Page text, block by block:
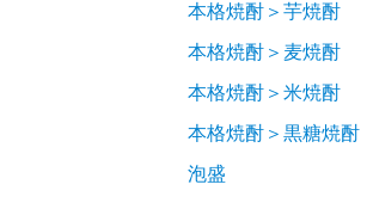
本格焼酎＞芋焼酎
本格焼酎＞麦焼酎
本格焼酎＞米焼酎
本格焼酎＞黒糖焼酎
泡盛